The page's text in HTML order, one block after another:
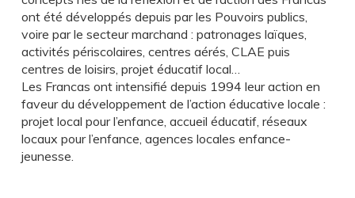
ont été développés depuis par les Pouvoirs publics,
voire par le secteur marchand : patronages laïques,
activités périscolaires, centres aérés, CLAE puis
centres de loisirs, projet éducatif local…
Les Francas ont intensifié depuis 1994 leur action en
faveur du développement de l’action éducative locale :
projet local pour l’enfance, accueil éducatif, réseaux
locaux pour l’enfance, agences locales enfance-
jeunesse.